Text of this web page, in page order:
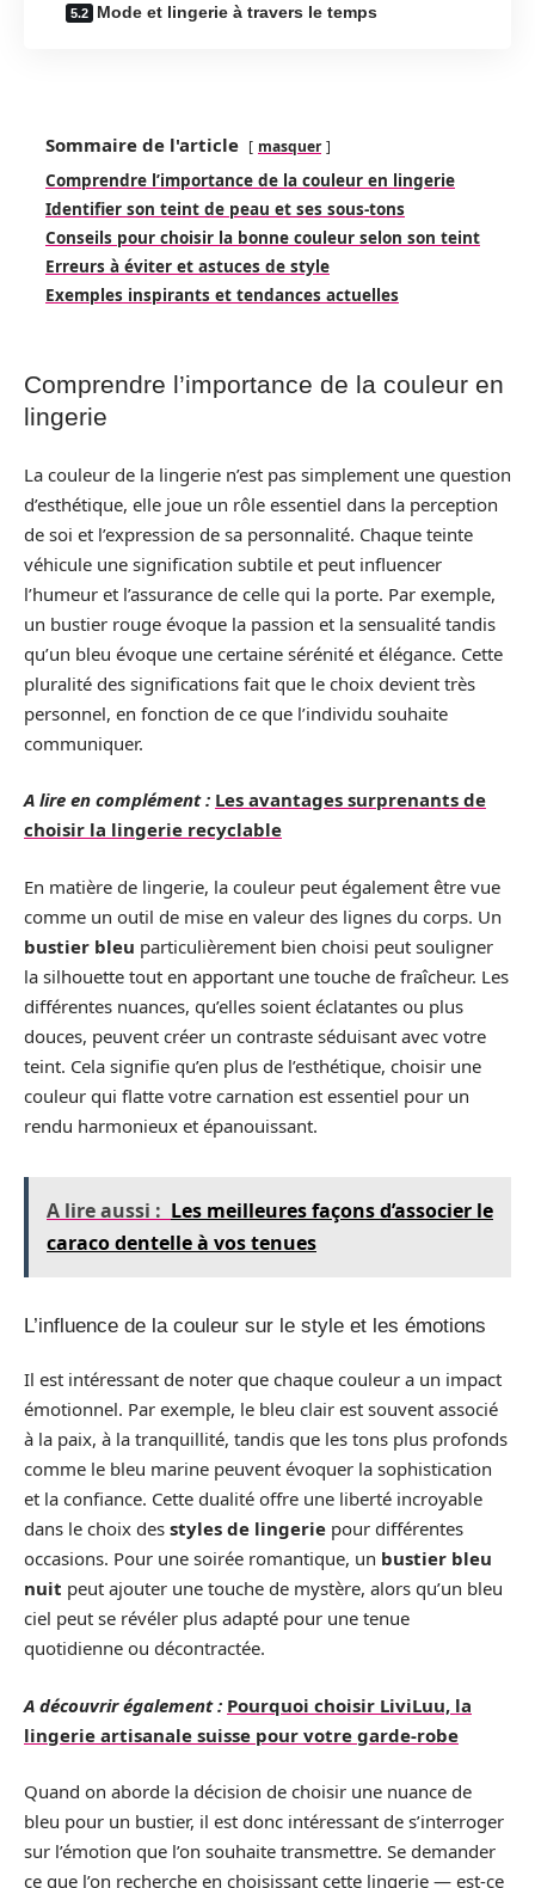
Mode et lingerie à travers le temps
Sommaire de l'article masquer
Comprendre l’importance de la couleur en lingerie
Identifier son teint de peau et ses sous-tons
Conseils pour choisir la bonne couleur selon son teint
Erreurs à éviter et astuces de style
Exemples inspirants et tendances actuelles
Comprendre l’importance de la couleur en
lingerie
La couleur de la lingerie n’est pas simplement une question
d’esthétique, elle joue un rôle essentiel dans la perception
de soi et l’expression de sa personnalité. Chaque teinte
véhicule une signification subtile et peut influencer
l’humeur et l’assurance de celle qui la porte. Par exemple,
un bustier rouge évoque la passion et la sensualité tandis
qu’un bleu évoque une certaine sérénité et élégance. Cette
pluralité des significations fait que le choix devient très
personnel, en fonction de ce que l’individu souhaite
communiquer.
A lire en complément : Les avantages surprenants de
choisir la lingerie recyclable
En matière de lingerie, la couleur peut également être vue
comme un outil de mise en valeur des lignes du corps. Un
bustier bleu particulièrement bien choisi peut souligner
la silhouette tout en apportant une touche de fraîcheur. Les
différentes nuances, qu’elles soient éclatantes ou plus
douces, peuvent créer un contraste séduisant avec votre
teint. Cela signifie qu’en plus de l’esthétique, choisir une
couleur qui flatte votre carnation est essentiel pour un
rendu harmonieux et épanouissant.
A lire aussi : Les meilleures façons d’associer le
caraco dentelle à vos tenues
L’influence de la couleur sur le style et les émotions
Il est intéressant de noter que chaque couleur a un impact
émotionnel. Par exemple, le bleu clair est souvent associé
à la paix, à la tranquillité, tandis que les tons plus profonds
comme le bleu marine peuvent évoquer la sophistication
et la confiance. Cette dualité offre une liberté incroyable
dans le choix des styles de lingerie pour différentes
occasions. Pour une soirée romantique, un bustier bleu
nuit peut ajouter une touche de mystère, alors qu’un bleu
ciel peut se révéler plus adapté pour une tenue
quotidienne ou décontractée.
A découvrir également : Pourquoi choisir LiviLuu, la
lingerie artisanale suisse pour votre garde-robe
Quand on aborde la décision de choisir une nuance de
bleu pour un bustier, il est donc intéressant de s’interroger
sur l’émotion que l’on souhaite transmettre. Se demander
ce que l’on recherche en choisissant cette lingerie — est-ce